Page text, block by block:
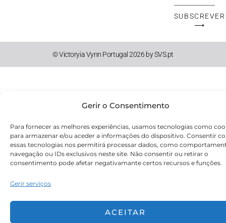
Gerir o Consentimento
Para fornecer as melhores experiências, usamos tecnologias como
para armazenar e/ou aceder a informações do dispositivo. Consentir
essas tecnologias nos permitirá processar dados, como
navegação ou IDs exclusivos neste site. Não consentir ou retirar o
consentimento pode afetar negativamante certos recursos e funções.
Gerir serviços
ACEITAR
Mail
SUBSCREVER
⟶
© Victoryia Vynn Portugal 2026 by SVS.pt